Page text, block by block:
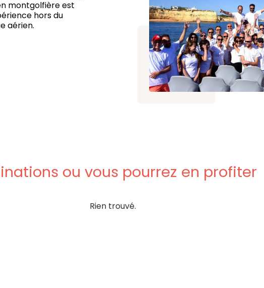
montgolfière est
hors du
aérien.
ou vous pourrez en profiter
Rien trouvé.